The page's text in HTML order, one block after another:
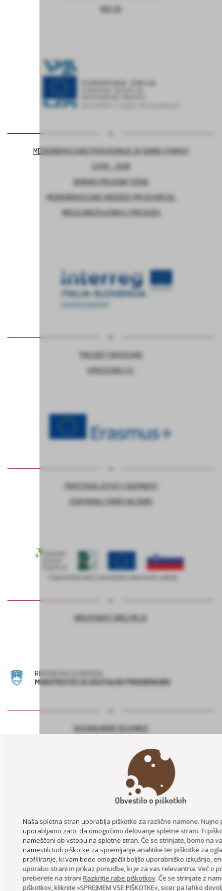
KOC AS
MEDGENERACIJSKO POVEZOVANJE ZA VARNO STAROST
ČUTIM – ŽIVIM
DEMENCI PRIJAZNA TOČKA
MEDGENERACIJSKO SREDIŠČE PRI OŠ HORJUL
MREŽA BREZPLAČNIH E-PREVOZOV
PROJEKT CROSSCARE
CROSSCARE 2.0
PROSTOVOLJSTVO V SKUPNOSTI
UČNI MODUL POMOČ NA DOMU
KREATIVNOST BREZ MEJA
RAČUNALNIŠKE DELAVNICE
PROJEKT DESIGN MANAGEMENT SLOVENIJA
Obvestilo o piškotkih
Naša spletna stran uporablja piškotke za različne namene. Nujno
uporabljamo zato, da omogočimo delovanje spletne strani. Ti
nameščeni ob vstopu na spletno stran. Če se strinjate, bomo na
namestili tudi piškotke za spremljanje analitike ter piškotke za
profiliranje, ki vam bodo omogočili boljšo uporabniško izkušnjo,
uporabo strani in prikaz ponudbe, ki je za vas relevantna. Več o
preberete na strani Razkritje rabe piškotkov. Če se strinjate z
piškotkov, kliknite »SPREJMEM VSE PIŠKOTKE«, sicer pa lahko